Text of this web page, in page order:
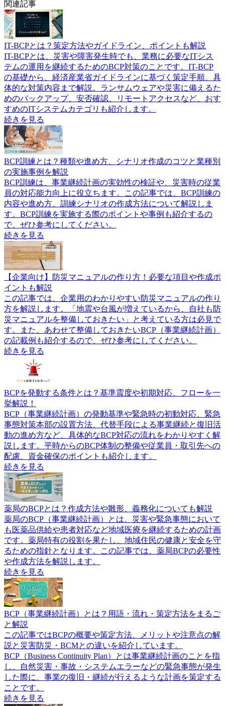
関連記事
IT-BCPとは？策定方法やガイドライン、ポイントも解説
IT-BCPとは、災害や障害発生時でも、業務に必要なITシス
テムの運用を継続するためのBCP対策のことです。IT-BCP
の基礎から、経済産業省ガイドラインに基づく策定手順、具
体的な対策内容まで解説。ランサムウェアや災害に備えるた
めのバックアップ、安否確認、リモートアクセスなど、おす
すめのITシステムカテゴリも紹介します。
続きを見る
BCP訓練とは？種類や進め方、シナリオ作成のコツと業種別
の実施事例を解説
BCP訓練は、事業継続計画の実効性の検証や、災害時の従業
員の対応能力向上に役立ちます。この記事では、BCP訓練の
内容や進め方、訓練シナリオの作成方法について解説しま
す。BCP訓練を実施する際のポイントや事例も紹介するの
で、ぜひ参考にしてください。
続きを見る
【企業向け】防災マニュアルの作り方！必要な項目や作成ポ
イントも解説
この記事では、企業用のわかりやすい防災マニュアルの作り
方を解説します。「地震や台風が増えているから、自社も防
災マニュアルを整備しておきたい」と考えている方は必見で
す。また、あわせて整備しておきたいBCP（事業継続計画）
の記載例も紹介するので、ぜひ参考にしてください。
続きを見る
BCPを発動する条件とは？基準震度や初期対応、フローを一
挙解説！
BCP（事業継続計画）の発動基準や緊急時の初動対応、緊急
事態対策本部の設置方法、代替手段による事業継続と復旧活
動の進め方など、具体的なBCP対応の流れをわかりやすく解
説します。平時からのBCP体制の整備や従業員・取引先への
配慮、資金確保のポイントも紹介します。
続きを見る
薬局のBCPとは？作成方法や雛形、義務化についても解説
薬局のBCP（事業継続計画）とは、災害や緊急事態において
も医薬品供給や患者対応など地域医療を継続するための計画
です。薬局特有の役割を果たし、地域住民の健康と安全を守
るための指針となります。この記事では、薬局BCPの必要性
や作成方法を解説します。
続きを見る
BCP（事業継続計画）とは？用語・流れ・策定方法をまるご
と解説
この記事ではBCPの概要や策定方法、メリットや注意点の解
説と災害防災・BCMとの違いを紹介しています。
BCP（Business Continuity Plan）とは事業継続計画のことを指
し、自然災害・事故・システムエラーなどの緊急事態が発生
した際に、事業の復旧・継続が行えるような計画を策定する
ことです。
続きを見る